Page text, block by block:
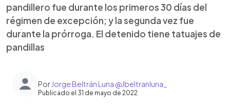
pandillero fue durante los primeros 30 días del
régimen de excepción; y la segunda vez fue
durante la prórroga. El detenido tiene tatuajes de
pandillas
Por Jorge Beltrán Luna @Jbeltranluna_
Publicado el 31 de mayo de 2022